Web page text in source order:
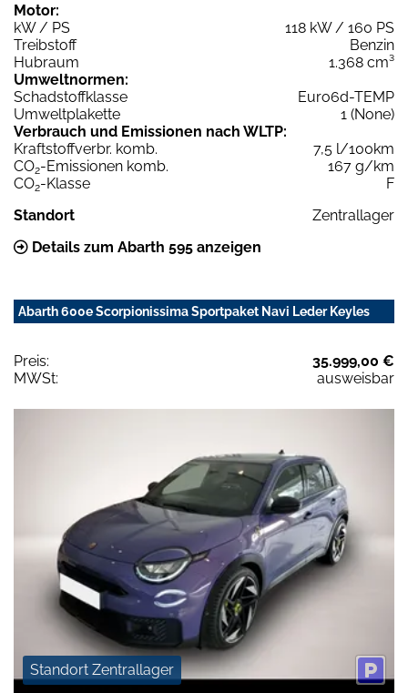
Motor:
kW / PS
118 kW / 160 PS
Treibstoff
Benzin
Hubraum
1.368 cm³
Umweltnormen:
Schadstoffklasse
Euro6d-TEMP
Umweltplakette
1 (None)
Verbrauch und Emissionen nach WLTP:
Kraftstoffverbr. komb.
7,5 l/100km
CO2-Emissionen komb.
167 g/km
CO2-Klasse
F
Standort
Zentrallager
Details zum Abarth 595 anzeigen
Abarth 600e Scorpionissima Sportpaket Navi Leder Keyles
Preis:
35.999,00 €
MWSt:
ausweisbar
Standort Zentrallager